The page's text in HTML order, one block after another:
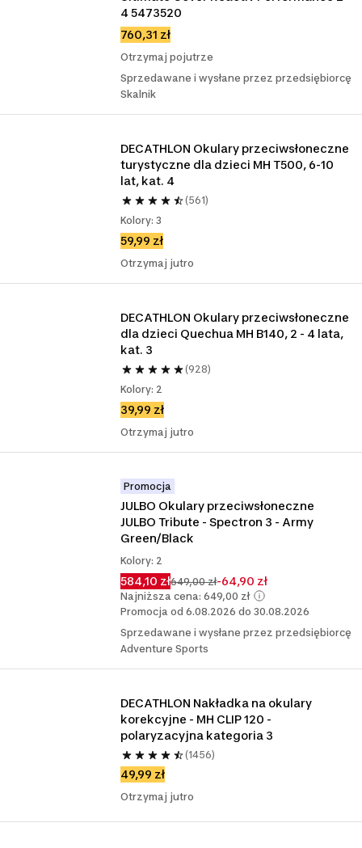
4 5473520
760,31 zł
Otrzymaj pojutrze
Sprzedawane i wysłane przez przedsiębiorcę
Skalnik
DECATHLON Okulary przeciwsłoneczne
turystyczne dla dzieci MH T500, 6-10
lat, kat. 4
(561)
Kolory: 3
59,99 zł
Otrzymaj jutro
DECATHLON Okulary przeciwsłoneczne
dla dzieci Quechua MH B140, 2 - 4 lata,
kat. 3
(928)
Kolory: 2
39,99 zł
Otrzymaj jutro
Promocja
JULBO Okulary przeciwsłoneczne
JULBO Tribute - Spectron 3 - Army
Green/Black
Kolory: 2
584,10 zł649,00 zł-64,90 zł
Najniższa cena: 649,00 zł
Promocja od 6.08.2026 do 30.08.2026
Sprzedawane i wysłane przez przedsiębiorcę
Adventure Sports
DECATHLON Nakładka na okulary
korekcyjne - MH CLIP 120 -
polaryzacyjna kategoria 3
(1456)
49,99 zł
Otrzymaj jutro